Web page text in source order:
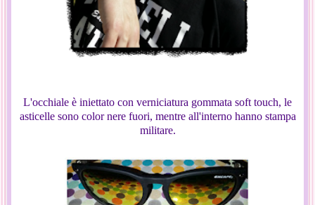
L'occhiale è iniettato con verniciatura gommata soft touch, le
asticelle sono color nere fuori, mentre all'interno hanno stampa
militare.